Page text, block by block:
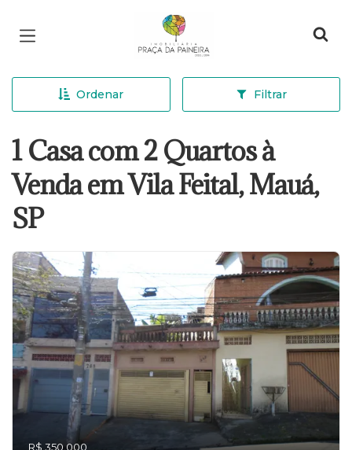
Página inicial
Ordenar Filtrar
1 Casa com 2 Quartos à
Venda em Vila Feital, Mauá,
SP
R$ 350.000